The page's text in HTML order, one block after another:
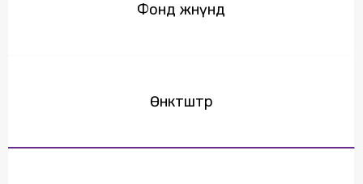
Фонд жөнүндө
Өнөктөштөр